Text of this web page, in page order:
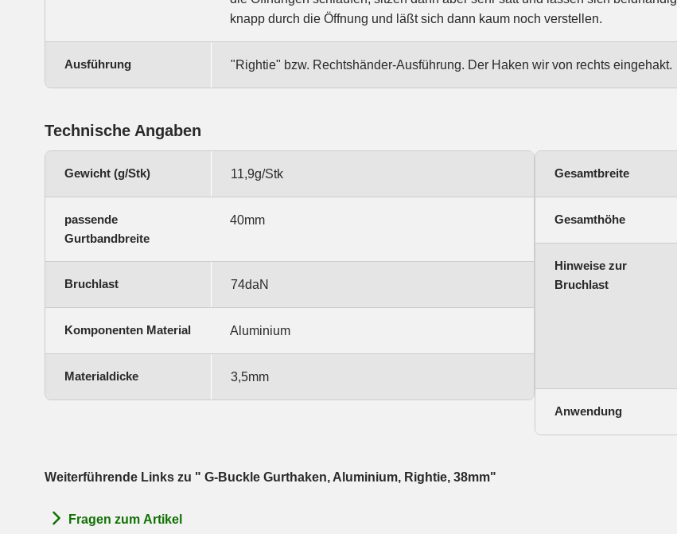
knapp durch die Öffnung und läßt sich dann kaum noch verstellen.
Ausführung "Rightie" bzw. Rechtshänder-Ausführung. Der Haken wir von rechts eingehakt.
Technische Angaben
Gewicht (g/Stk) 11,9g/Stk
passende
Gurtbandbreite
40mm
Bruchlast 74daN
Komponenten Material Aluminium
Materialdicke 3,5mm
Gesamtbreite
Gesamthöhe
Hinweise zur
Bruchlast
Anwendung
Weiterführende Links zu " G-Buckle Gurthaken, Aluminium, Rightie, 38mm"
Fragen zum Artikel